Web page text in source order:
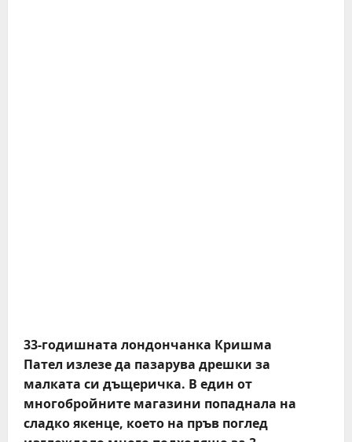
33-годишната лондончанка Кришма
Пател излезе да пазарува дрешки за
малката си дъщеричка. В един от
многобройните магазини попаднала на
сладко якенце, което на пръв поглед